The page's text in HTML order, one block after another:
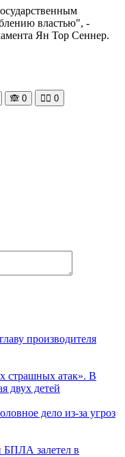
властью", -
Ян Тор Сеннер.
🙈 0 🧘‍♀️ 0
производителя
страшных атак». В
двух детей
дело из-за угроз
залетел в